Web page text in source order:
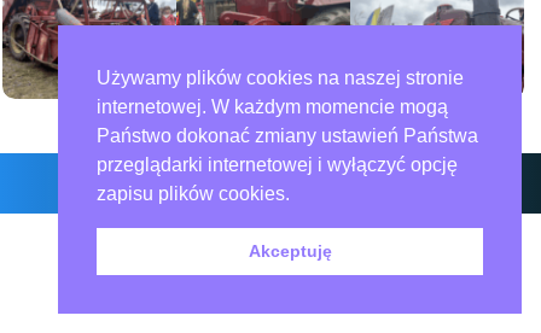
Używamy plików cookies na naszej stronie
internetowej. W każdym momencie mogą
Państwo dokonać zmiany ustawień Państwa
przeglądarki internetowej i wyłączyć opcję
zapisu plików cookies.
Akceptuję
Zdjęcia: 41
O nas – redakcja miejska.pl